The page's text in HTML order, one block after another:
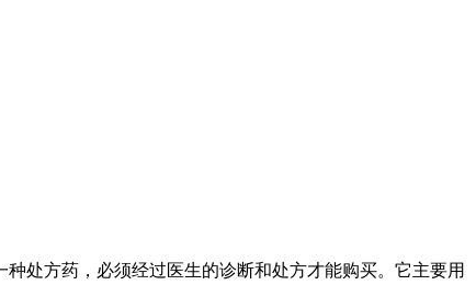
处方药，必须经过医生的诊断和处方才能购买。它主要用